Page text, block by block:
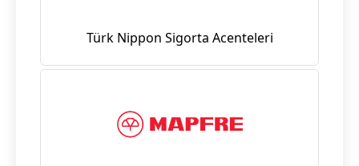
Türk Nippon Sigorta Acenteleri